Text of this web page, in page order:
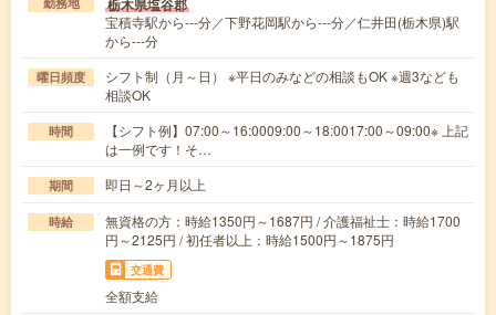
栃木県塩谷郡
宝積寺駅から---分／下野花岡駅から---分／仁井田(栃木県)駅
から---分
曜日頻度
シフト制（月～日） ※平日のみなどの相談もOK ※週3なども
相談OK
時間
【シフト例】07:00～16:0009:00～18:0017:00～09:00※ 上記
は一例です！そ…
期間 即日～2ヶ月以上
時給
無資格の方：時給1350円～1687円 / 介護福祉士：時給1700
円～2125円 / 初任者以上：時給1500円～1875円
交通費
全額支給